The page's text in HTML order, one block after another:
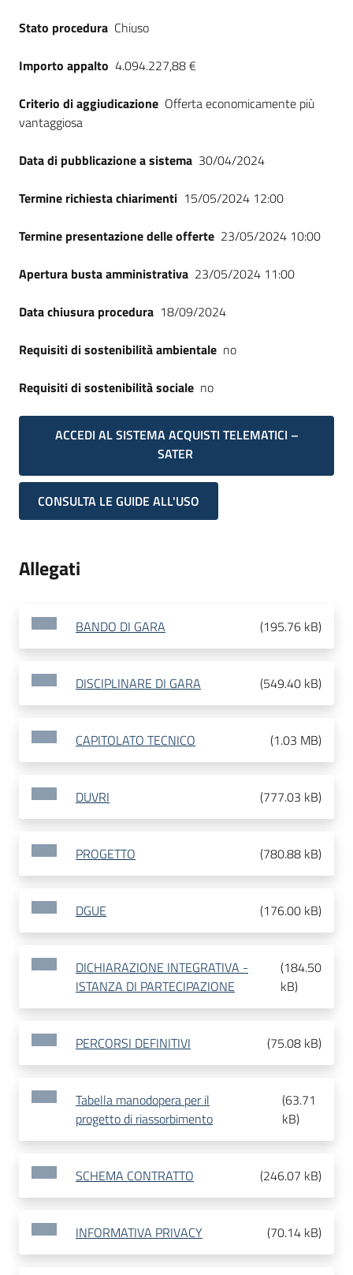
Stato procedura Chiuso
Importo appalto 4.094.227,88 €
Criterio di aggiudicazione Offerta economicamente più
vantaggiosa
Data di pubblicazione a sistema 30/04/2024
Termine richiesta chiarimenti 15/05/2024 12:00
Termine presentazione delle offerte 23/05/2024 10:00
Apertura busta amministrativa 23/05/2024 11:00
Data chiusura procedura 18/09/2024
Requisiti di sostenibilità ambientale no
Requisiti di sostenibilità sociale no
ACCEDI AL SISTEMA ACQUISTI TELEMATICI –
SATER
CONSULTA LE GUIDE ALL'USO
Allegati
BANDO DI GARA (195.76 kB)
DISCIPLINARE DI GARA (549.40 kB)
CAPITOLATO TECNICO (1.03 MB)
DUVRI (777.03 kB)
PROGETTO (780.88 kB)
DGUE (176.00 kB)
DICHIARAZIONE INTEGRATIVA -
ISTANZA DI PARTECIPAZIONE
(184.50
kB)
PERCORSI DEFINITIVI (75.08 kB)
Tabella manodopera per il
progetto di riassorbimento
(63.71
kB)
SCHEMA CONTRATTO (246.07 kB)
INFORMATIVA PRIVACY (70.14 kB)